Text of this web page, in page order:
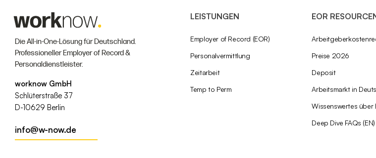
Die All-in-One-Lösung für Deutschland.
Professioneller Employer of Record &
Personaldienstleister.
worknow GmbH
Schlüterstraße 37
D-10629 Berlin
info@w-now.de
LEISTUNGEN
Employer of Record (EOR)
Personalvermittlung
Zeitarbeit
Temp to Perm
EOR
Preise 2026
Deposit
Arbeitsmarkt in
Wissenswertes über
Deep Dive FAQs (EN)